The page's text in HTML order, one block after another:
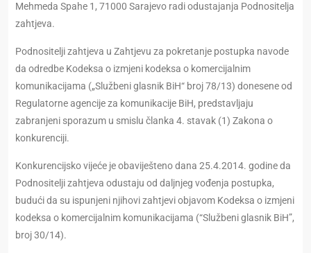
Mehmeda Spahe 1, 71000 Sarajevo radi odustajanja Podnositelja
zahtjeva.
Podnositelji zahtjeva u Zahtjevu za pokretanje postupka navode
da odredbe Kodeksa o izmjeni kodeksa o komercijalnim
komunikacijama („Službeni glasnik BiH“ broj 78/13) donesene od
Regulatorne agencije za komunikacije BiH, predstavljaju
zabranjeni sporazum u smislu članka 4. stavak (1) Zakona o
konkurenciji.
Konkurencijsko vijeće je obaviješteno dana 25.4.2014. godine da
Podnositelji zahtjeva odustaju od daljnjeg vođenja postupka,
budući da su ispunjeni njihovi zahtjevi objavom Kodeksa o izmjeni
kodeksa o komercijalnim komunikacijama (“Službeni glasnik BiH”,
broj 30/14).